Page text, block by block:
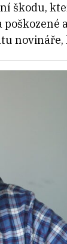
škodu,
novináře,